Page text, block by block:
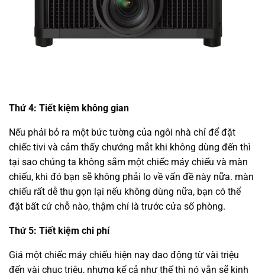
Thứ 4: Tiết kiệm không gian
Nếu phải bỏ ra một bức tường của ngôi nhà chỉ để đặt
chiếc tivi và cảm thấy chướng mắt khi không dùng đến thì
tại sao chúng ta không sắm một chiếc máy chiếu và màn
chiếu, khi đó bạn sẽ không phải lo về vấn đề này nữa. màn
chiếu rất dễ thu gọn lại nếu không dùng nữa, bạn có thể
đặt bất cứ chỗ nào, thậm chí là trước cửa số phòng.
Thứ 5: Tiết kiệm chi phí
Giá một chiếc máy chiếu hiện nay dao động từ vài triệu
đến vài chục triệu, nhưng kể cả như thế thì nó vẫn sẽ kinh